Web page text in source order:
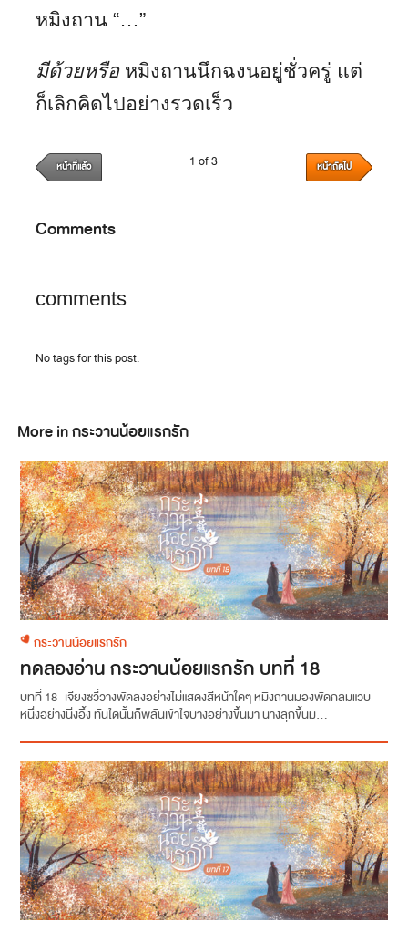
หมิงถาน “…”
มีด้วยหรือหมิงถานนึกฉงนอยู่ชั่วครู่ แต่
ก็เลิกคิดไปอย่างรวดเร็ว
หน้าที่แล้ว 1 of 3 หน้าถัดไป
Comments
comments
No tags for this post.
More in กระวานน้อยแรกรัก
กระวานน้อยแรกรัก
ทดลองอ่าน กระวานน้อยแรกรัก บทที่ 18
บทที่ 18 เจียงซวี่วางพัดลงอย่างไม่แสดงสีหน้าใดๆ หมิงถานมองพัดกลมแวบ
หนึ่งอย่างนิ่งอึ้ง ทันใดนั้นก็พลันเข้าใจบางอย่างขึ้นมา นางลุกขึ้นม...